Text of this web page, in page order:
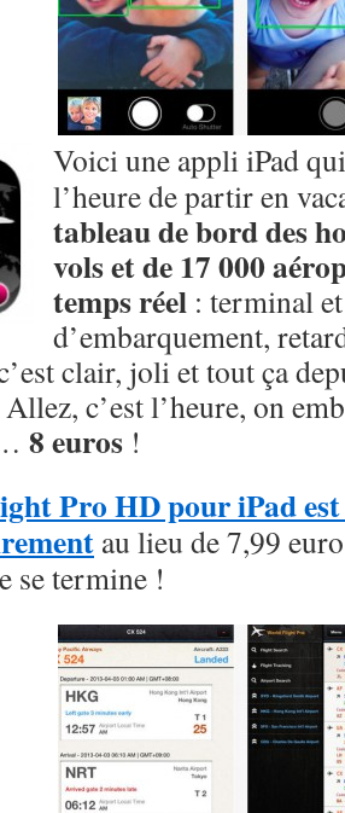
Voici une appli iPad
l’heure de partir en
tableau de bord des
vols et de 17 000
temps réel : terminal
d’embarquement,
clair, joli et tout ça
c’est l’heure, on
8 euros !
Pro HD pour iPad
au lieu de 7,99
se termine !